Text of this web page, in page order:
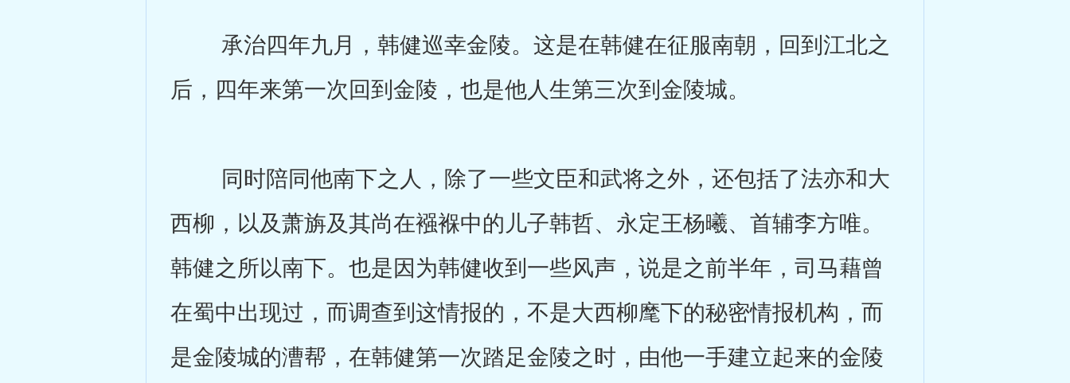
承治四年九月，韩健巡幸金陵。这是在韩健在征服南朝，回到江北之
后，四年来第一次回到金陵，也是他人生第三次到金陵城。
同时陪同他南下之人，除了一些文臣和武将之外，还包括了法亦和大
西柳，以及萧旃及其尚在襁褓中的儿子韩哲、永定王杨曦、首辅李方唯。
韩健之所以南下。也是因为韩健收到一些风声，说是之前半年，司马藉曾
在蜀中出现过，而调查到这情报的，不是大西柳麾下的秘密情报机构，而
是金陵城的漕帮，在韩健第一次踏足金陵之时，由他一手建立起来的金陵